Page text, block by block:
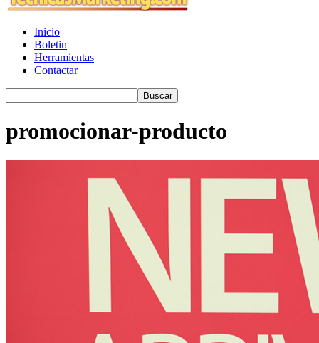
Inicio
Boletin
Herramientas
Contactar
promocionar-producto